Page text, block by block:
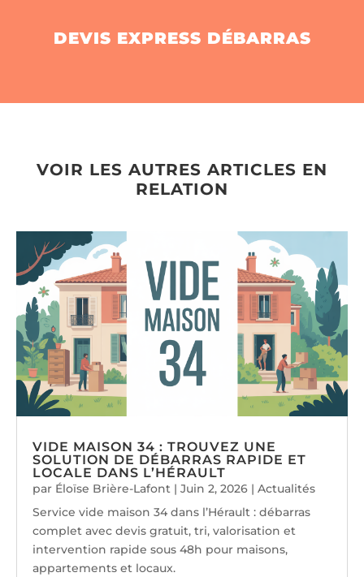
DEVIS EXPRESS DÉBARRAS
VOIR LES AUTRES ARTICLES EN
RELATION
VIDE MAISON 34 : TROUVEZ UNE
SOLUTION DE DÉBARRAS RAPIDE ET
LOCALE DANS L’HÉRAULT
par Éloïse Brière-Lafont |Juin 2, 2026 |Actualités
Service vide maison 34 dans l’Hérault : débarras
complet avec devis gratuit, tri, valorisation et
intervention rapide sous 48h pour maisons,
appartements et locaux.